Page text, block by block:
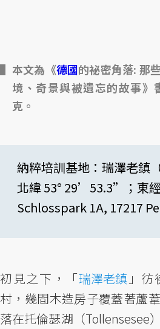
本文為《德國的祕密角落: 那
境、奇景與被遺忘的故事》
克。
納粹培訓基地：瑞澤老鎮
北緯 53° 29’53.3”；東
Schlosspark 1A, 17217
初見之下，「瑞澤老鎮 」
村，幾間木造房子覆蓋著蘆
落在托倫瑟湖（Tollensesee